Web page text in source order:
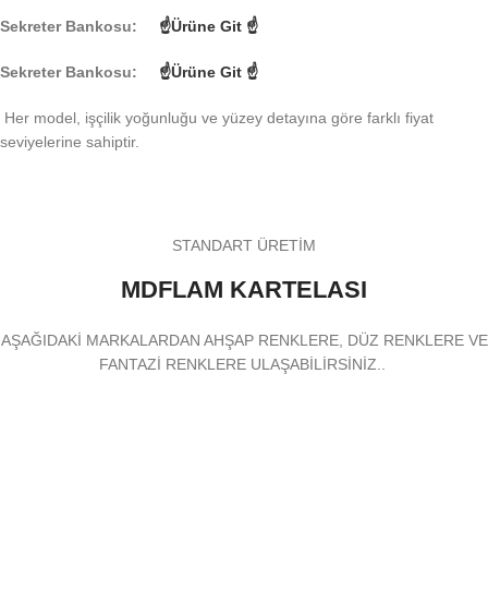
Sekreter Bankosu: ☝Ürüne Git ☝
Sekreter Bankosu: ☝Ürüne Git ☝
Her model, işçilik yoğunluğu ve yüzey detayına göre farklı fiyat
seviyelerine sahiptir.
STANDART ÜRETİM
MDFLAM KARTELASI
AŞAĞIDAKİ MARKALARDAN AHŞAP RENKLERE, DÜZ RENKLERE VE
FANTAZİ RENKLERE ULAŞABİLİRSİNİZ..